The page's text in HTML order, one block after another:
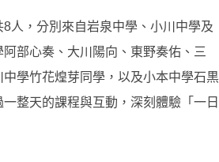
人，分別來自岩泉中學、小川中學及
部心奏、大川陽向、東野奏佑、三
中學竹花煌芽同學，以及小本中學石黒
整天的課程與互動，深刻體驗「一日